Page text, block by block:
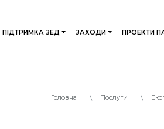
ПІДТРИМКА ЗЕД ЗАХОДИ ПРОЕКТИ
Головна Послуги